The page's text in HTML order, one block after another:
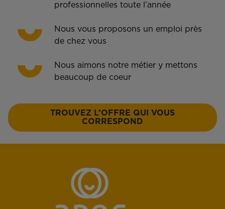
professionnelles toute l’année
Nous vous proposons un emploi près
de chez vous
Nous aimons notre métier y mettons
beaucoup de coeur
TROUVEZ L’OFFRE QUI VOUS
CORRESPOND